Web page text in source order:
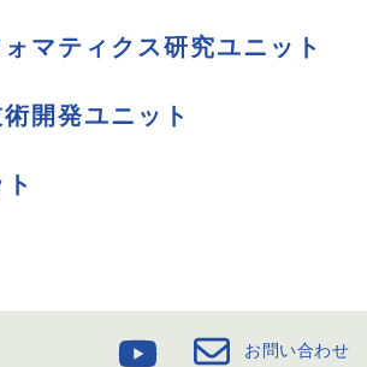
マティクス研究ユニット
開発ユニット
お問い合わせ